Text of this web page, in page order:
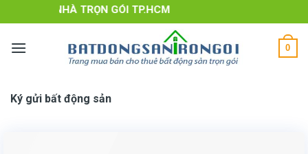
to
content
THUÊ NHÀ TRỌN GÓI TP.HCM
0
Ký gửi bất động sản